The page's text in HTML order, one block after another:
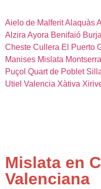
Aielo de MalferitAlaquàs
Alzira Ayora Benifaió
Cheste Cullera El Puerto
Manises Mislata
Puçol Quart de Poblet
Utiel Valencia Xàtiva
Mislata en
Valenciana